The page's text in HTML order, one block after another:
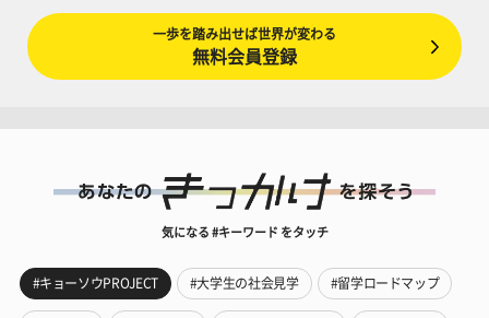
一歩を踏み出せば世界が変わる
無料会員登録
気になる #キーワード をタッチ
#キョーソウPROJECT #大学生の社会見学 #留学ロードマップ